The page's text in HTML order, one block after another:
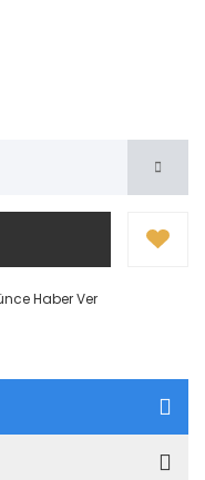
Haber Ver